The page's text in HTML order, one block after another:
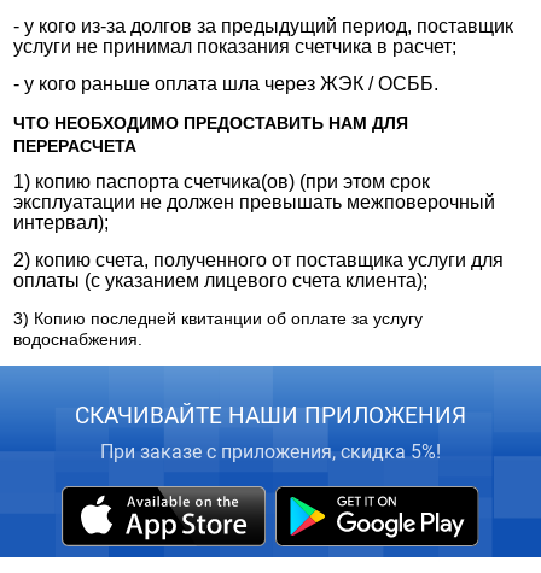
- у кого из-за долгов за предыдущий период, поставщик
услуги не принимал показания счетчика в расчет;
- у кого раньше оплата шла через ЖЭК / ОСББ.
ЧТО НЕОБХОДИМО ПРЕДОСТАВИТЬ НАМ ДЛЯ
ПЕРЕРАСЧЕТА
1) копию паспорта счетчика(ов) (при этом срок
эксплуатации не должен превышать межповерочный
интервал);
2) копию счета, полученного от поставщика услуги для
оплаты (с указанием лицевого счета клиента);
3) Копию последней квитанции об оплате за услугу
водоснабжения.
СКАЧИВАЙТЕ НАШИ ПРИЛОЖЕНИЯ
При заказе с приложения, скидка 5%!